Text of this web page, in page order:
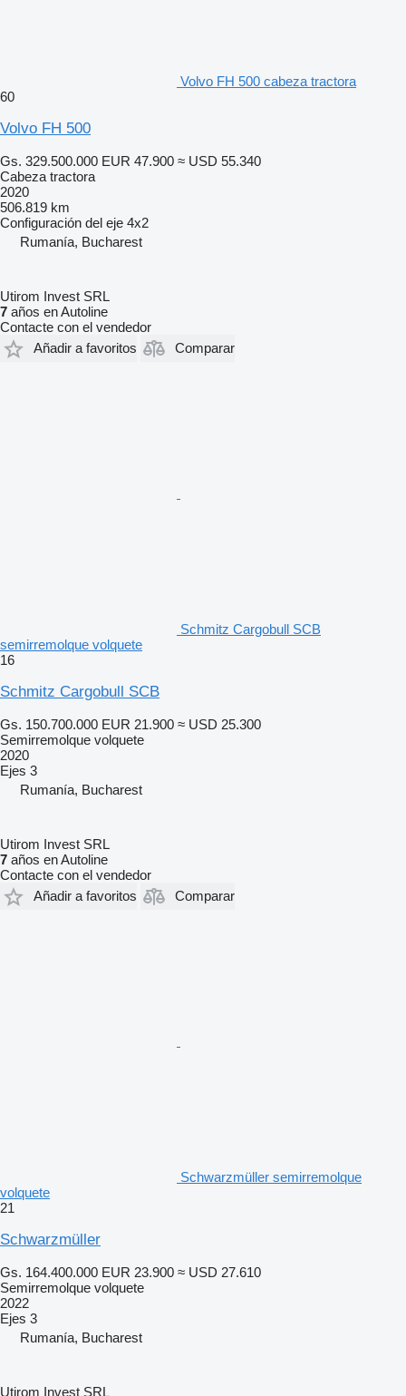
Volvo FH 500 cabeza tractora
60
Volvo FH 500
Gs. 329.500.000 EUR 47.900 ≈ USD 55.340
Cabeza tractora
2020
506.819 km
Configuración del eje 4x2
Rumanía, Bucharest
Utirom Invest SRL
7 años en Autoline
Contacte con el vendedor
Añadir a favoritos
Comparar
Schmitz Cargobull SCB
semirremolque volquete
16
Schmitz Cargobull SCB
Gs. 150.700.000 EUR 21.900 ≈ USD 25.300
Semirremolque volquete
2020
Ejes 3
Rumanía, Bucharest
Utirom Invest SRL
7 años en Autoline
Contacte con el vendedor
Añadir a favoritos
Comparar
Schwarzmüller semirremolque
volquete
21
Schwarzmüller
Gs. 164.400.000 EUR 23.900 ≈ USD 27.610
Semirremolque volquete
2022
Ejes 3
Rumanía, Bucharest
Utirom Invest SRL